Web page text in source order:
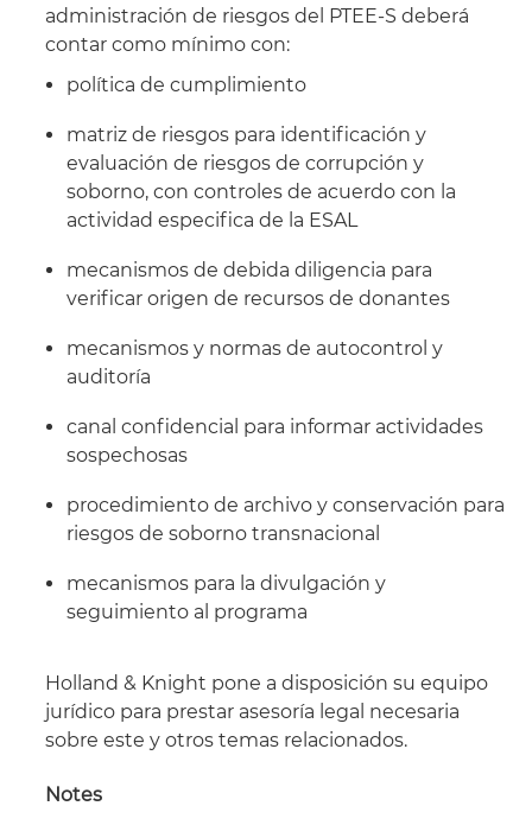
administración de riesgos del PTEE-S deberá
contar como mínimo con:
política de cumplimiento
matriz de riesgos para identificación y
evaluación de riesgos de corrupción y
soborno, con controles de acuerdo con la
actividad especifica de la ESAL
mecanismos de debida diligencia para
verificar origen de recursos de donantes
mecanismos y normas de autocontrol y
auditoría
canal confidencial para informar actividades
sospechosas
procedimiento de archivo y conservación para
riesgos de soborno transnacional
mecanismos para la divulgación y
seguimiento al programa
Holland & Knight pone a disposición su equipo
jurídico para prestar asesoría legal necesaria
sobre este y otros temas relacionados.
Notes